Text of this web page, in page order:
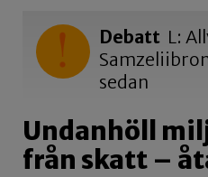
Debatt L:
sedan
Undanhöll
från skatt –